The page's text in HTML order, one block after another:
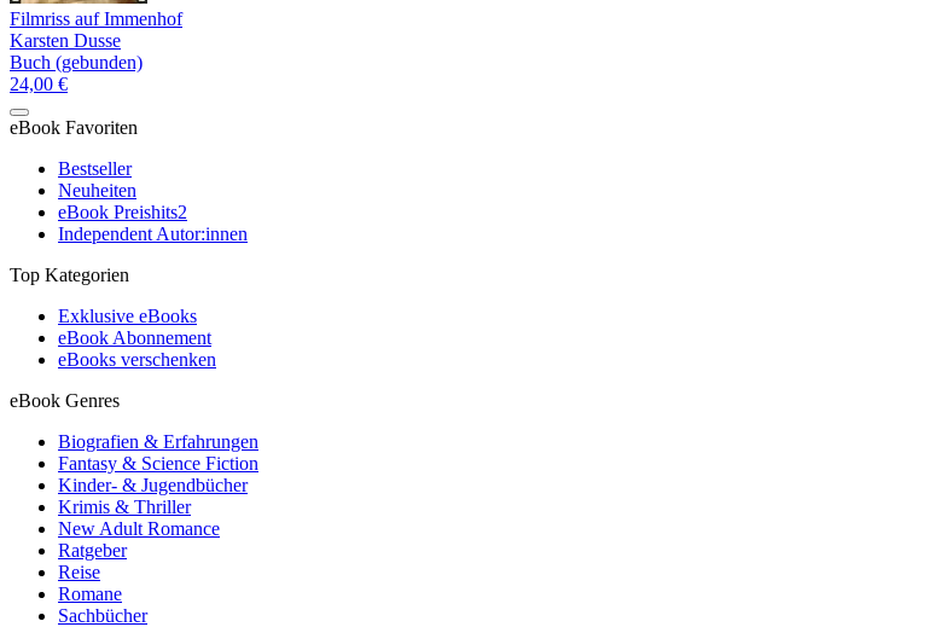
Filmriss auf Immenhof
Karsten Dusse
Buch (gebunden)
24,00 €
eBook Favoriten
Bestseller
Neuheiten
eBook Preishits2
Independent Autor:innen
Top Kategorien
Exklusive eBooks
eBook Abonnement
eBooks verschenken
eBook Genres
Biografien & Erfahrungen
Fantasy & Science Fiction
Kinder- & Jugendbücher
Krimis & Thriller
New Adult Romance
Ratgeber
Reise
Romane
Sachbücher